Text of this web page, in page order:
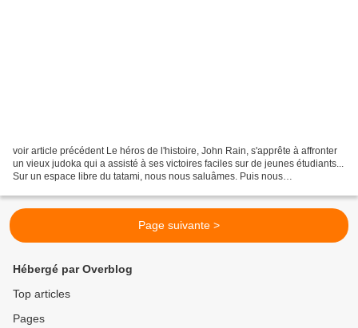
voir article précédent Le héros de l'histoire, John Rain, s'apprête à affronter
un vieux judoka qui a assisté à ses victoires faciles sur de jeunes étudiants...
Sur un espace libre du tatami, nous nous saluâmes. Puis nous
Page suivante >
Hébergé par Overblog
Top articles
Pages